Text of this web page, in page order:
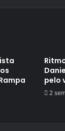
pelo
2